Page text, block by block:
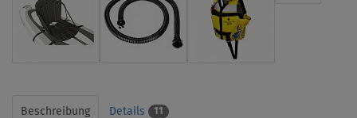
Beschreibung Details 11